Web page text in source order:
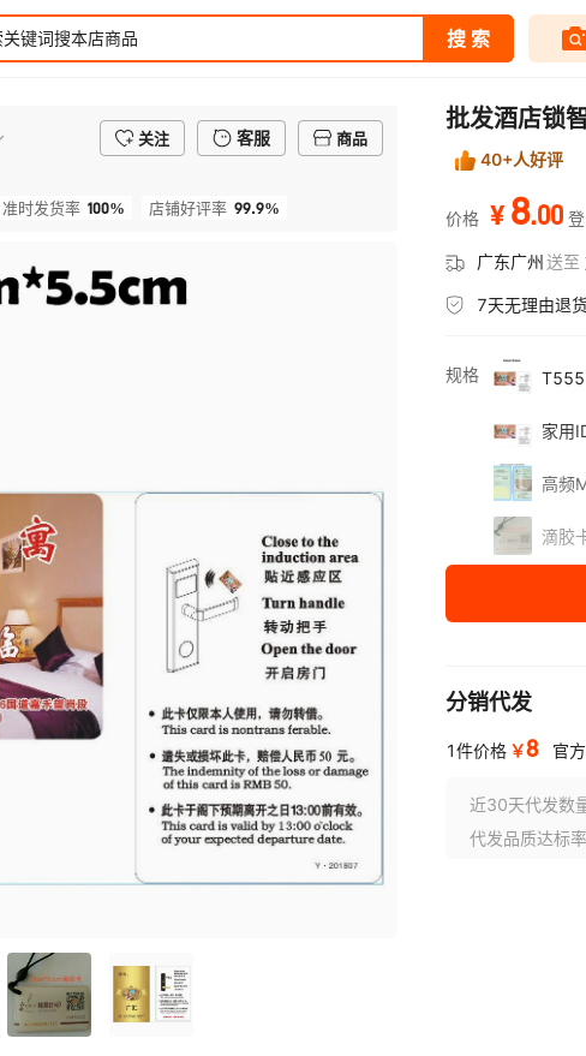
关注 客服
商品
准时发货率 100% 店铺好评率 99.9%
批发酒店锁
40+人好评
价格 ¥ 8.00
广东广州送至
7天无理由退
规格
家用
高频
滴胶
分销代发
1件价格 ￥8 官
近30天代发数
代发品质达标率